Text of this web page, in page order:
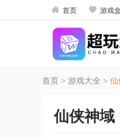
 首页  游戏
首页 > 游戏大全 > 仙
仙侠神域